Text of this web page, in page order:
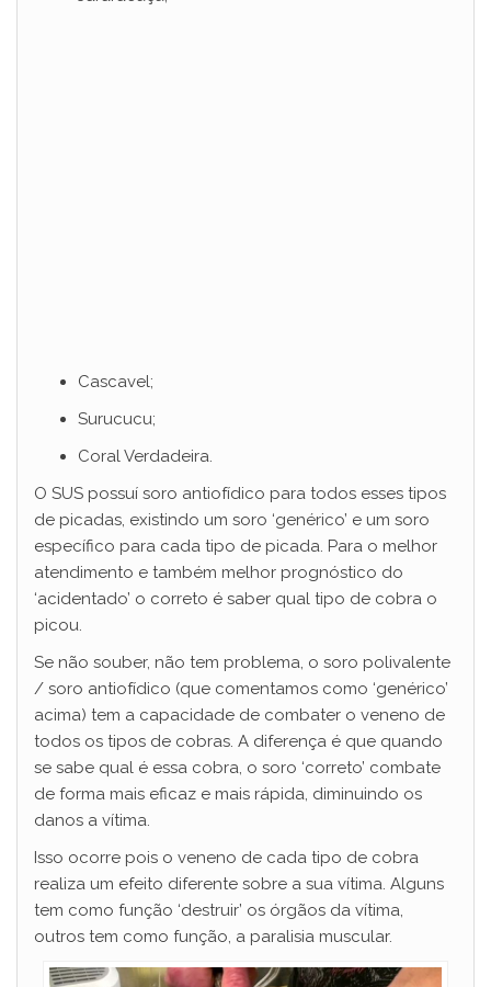
Cascavel;
Surucucu;
Coral Verdadeira.
O SUS possuí soro antiofídico para todos esses tipos
de picadas, existindo um soro ‘genérico’ e um soro
específico para cada tipo de picada. Para o melhor
atendimento e também melhor prognóstico do
‘acidentado’ o correto é saber qual tipo de cobra o
picou.
Se não souber, não tem problema, o soro polivalente
/ soro antiofídico (que comentamos como ‘genérico’
acima) tem a capacidade de combater o veneno de
todos os tipos de cobras. A diferença é que quando
se sabe qual é essa cobra, o soro ‘correto’ combate
de forma mais eficaz e mais rápida, diminuindo os
danos a vítima.
Isso ocorre pois o veneno de cada tipo de cobra
realiza um efeito diferente sobre a sua vítima. Alguns
tem como função ‘destruir’ os órgãos da vítima,
outros tem como função, a paralisia muscular.